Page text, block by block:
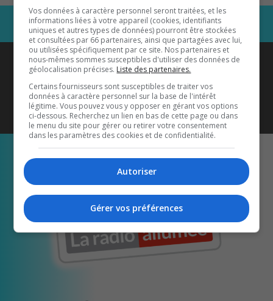
Coyote New Countryest diffusé
également sur1033 HD2
Écoutez-nous aussi sur…
Vos données à caractère personnel seront traitées, et les
informations liées à votre appareil (cookies, identifiants
uniques et autres types de données) pourront être stockées
et consultées par 66 partenaires, ainsi que partagées avec lui,
ou utilisées spécifiquement par ce site. Nos partenaires et
nous-mêmes sommes susceptibles d'utiliser des données de
géolocalisation précises. Liste des partenaires.
Certains fournisseurs sont susceptibles de traiter vos
données à caractère personnel sur la base de l'intérêt
légitime. Vous pouvez vous y opposer en gérant vos options
ci-dessous. Recherchez un lien en bas de cette page ou dans
le menu du site pour gérer ou retirer votre consentement
dans les paramètres des cookies et de confidentialité.
Autoriser
Gérer vos préférences